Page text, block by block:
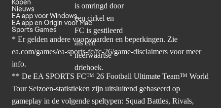
Kopen
Nieuws
EA app voor Windows
EA app en Origin voor Mac
Sports Games
* Er gelden andere voorwaarden en beperkingen. Zie
ea.com/games/ea-sports-fc/fc-26/game-disclaimers voor meer
info.
** De EA SPORTS FC™ 26 Football Ultimate Team™ World
Tour Seizoen-statistieken zijn uitsluitend gebaseerd op
gameplay in de volgende speltypen: Squad Battles, Rivals,